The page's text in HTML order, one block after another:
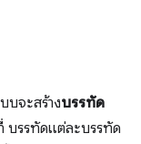
บจะสร้างบรรทัด
บรรทัดแต่ละบรรทัด